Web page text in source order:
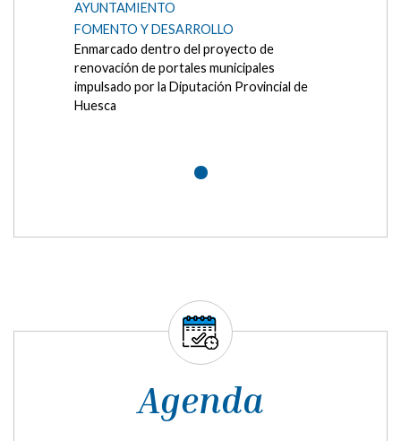
AYUNTAMIENTO
FOMENTO Y DESARROLLO
Enmarcado dentro del proyecto de
renovación de portales municipales
impulsado por la Diputación Provincial de
Huesca
Agenda